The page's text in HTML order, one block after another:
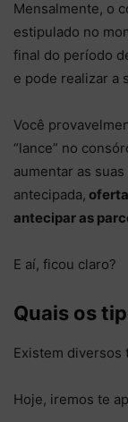
Mensalmente, o
estipulado no
final do período
e pode realizar a
Você
“lance” no
aumentar as
antecipada,
antecipar as
E aí, ficou claro?
Quais os
Existem diversos
Hoje, iremos te